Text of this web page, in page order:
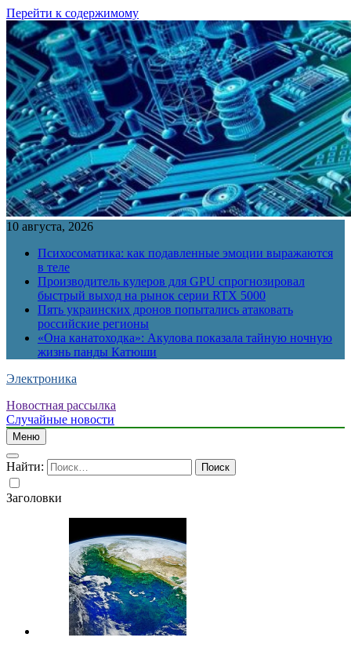
Перейти к содержимому
10 августа, 2026
Психосоматика: как подавленные эмоции выражаются
в теле
Производитель кулеров для GPU спрогнозировал
быстрый выход на рынок серии RTX 5000
Пять украинских дронов попытались атаковать
российские регионы
«Она канатоходка»: Акулова показала тайную ночную
жизнь панды Катюши
Электроника
Новостная рассылка
Случайные новости
Меню
Найти:
Заголовки